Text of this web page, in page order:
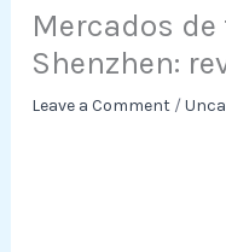
Mercados
Shenzhen:
Leave a Comment /